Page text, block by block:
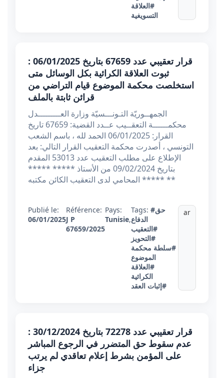
#العلاقة
التسويغية
قرار تعقيبي عدد 67659 بتاريخ 06/01/2025 :
ثبوت العلاقة الكرائية بكل الوسائل متى
استخلصت محكمة الموضوع قيام التراضي من
قرائن ثابتة بالملف
الجمهــوريّة التـونـــسيّة وزارة العـــــــــدل
محكمــــــة التعقــيب عــدد القضية: 67659 تاريخ
القرار: 06/01/2025 الحمد لله ، باسم الشعب
التونسي ، أصدرت محكمة التعقيب القرار التالي: بعد
الإطلاع على مطلب التعقيب عدد 53013 المقدم
بتاريخ 09/02/2024 من الأستاذ ***** *****
***** المحامي لدى التعقيب الكائن مكتبه **
Publié le:
06/01/2025
Référence:
J P
67659/2025
Pays:
Tunisie,
Tags: #حق
الدفاع
#التعقيب
#التحويز
#سلطة محكمة
الموضوع
#العلاقة
الكرائية
#إثبات العقد
ar
قرار تعقيبي عدد 72278 بتاريخ 30/12/2024 :
عدم سقوط حق المتضرر في الرجوع المباشر
على المؤمن بشرط إعلام تعاقدي لم يرتب
جزاء